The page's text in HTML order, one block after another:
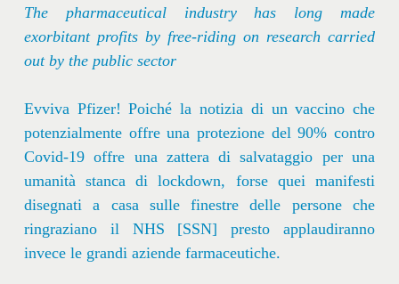
The pharmaceutical industry has long made
exorbitant profits by free-riding on research carried
out by the public sector
Evviva Pfizer! Poiché la notizia di un vaccino che
potenzialmente offre una protezione del 90% contro
Covid-19 offre una zattera di salvataggio per una
umanità stanca di lockdown, forse quei manifesti
disegnati a casa sulle finestre delle persone che
ringraziano il NHS [SSN] presto applaudiranno
invece le grandi aziende farmaceutiche.